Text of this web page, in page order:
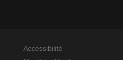
Accessibilité